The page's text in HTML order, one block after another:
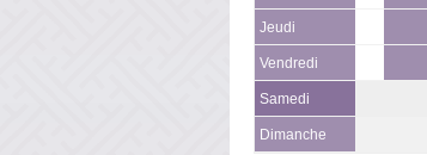
Jeudi
Vendredi
Samedi
Dimanche